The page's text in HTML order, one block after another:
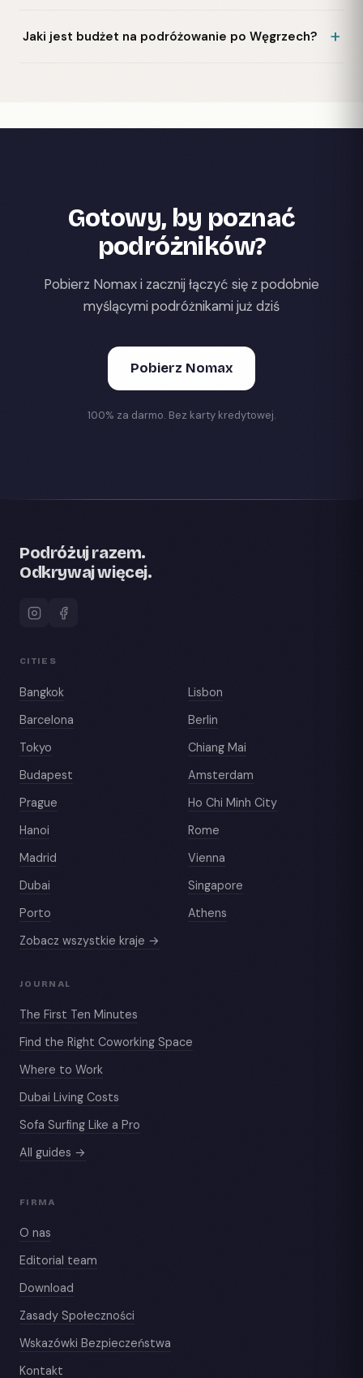
Jaki jest budżet na podróżowanie po Węgrzech?
Gotowy, by poznać
podróżników?
Pobierz Nomax i zacznij łączyć się z podobnie
myślącymi podróżnikami już dziś
Pobierz Nomax
100% za darmo. Bez karty kredytowej.
Podróżuj razem.
Odkrywaj więcej.
CITIES
Bangkok
Lisbon
Barcelona
Berlin
Tokyo
Chiang Mai
Budapest
Amsterdam
Prague
Ho Chi Minh City
Hanoi
Rome
Madrid
Vienna
Dubai
Singapore
Porto
Athens
Zobacz wszystkie kraje →
JOURNAL
The First Ten Minutes
Find the Right Coworking Space
Where to Work
Dubai Living Costs
Sofa Surfing Like a Pro
All guides →
FIRMA
O nas
Editorial team
Download
Zasady Społeczności
Wskazówki Bezpieczeństwa
Kontakt